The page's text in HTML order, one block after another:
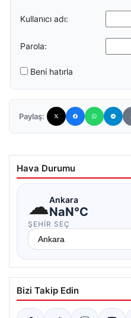
Kullanıcı adı:
Parola:
Beni hatırla
Paylaş:
Hava Durumu
☁Ankara
NaN°C
ŞEHIR SEÇ
Bizi Takip Edin